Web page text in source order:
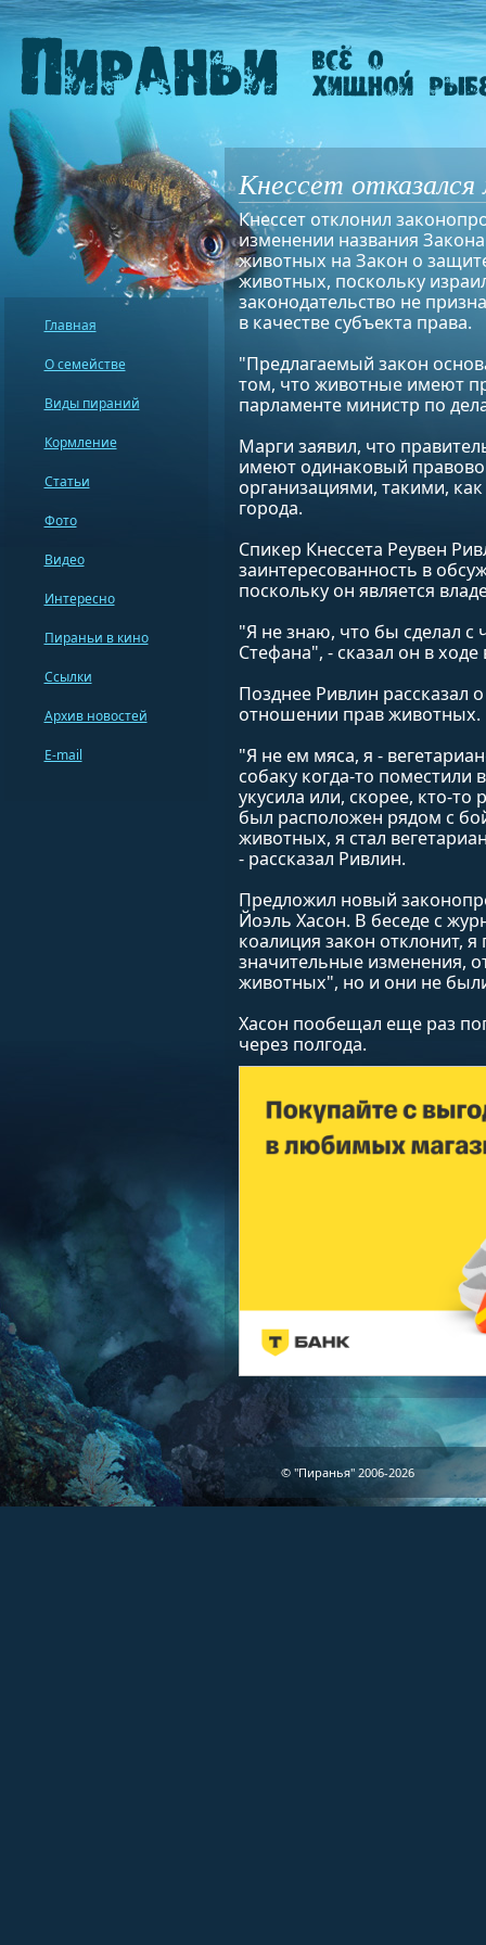
Кнессет
Кнессет отклонил
изменении названия
животных на Закон о
животных, поскольку
законодательство не
в качестве субъекта права.
"Предлагаемый закон
том, что животные имеют
парламенте министр по
Марги заявил, что
имеют одинаковый
организациями, такими,
города.
Спикер Кнессета Реувен
заинтересованность в
поскольку он является
"Я не знаю, что бы сделал
Стефана", - сказал он в
Позднее Ривлин рассказал
отношении прав животных.
"Я не ем мяса, я -
собаку когда-то поместили
укусила или, скорее, кто-
был расположен рядом с
животных, я стал
- рассказал Ривлин.
Предложил новый
Йоэль Хасон. В беседе с
коалиция закон отклонит,
значительные изменения,
животных", но и они не
Хасон пообещал еще раз
через полгода.
Главная
О семействе
Виды пираний
Кормление
Статьи
Фото
Видео
Интересно
Пираньи в кино
Ссылки
Архив новостей
E-mail
© "Пиранья" 2006-2026